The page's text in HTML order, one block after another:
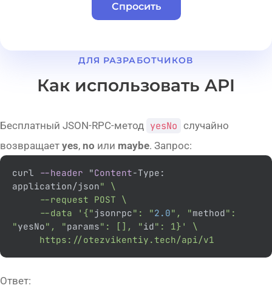
Спросить
ДЛЯ РАЗРАБОТЧИКОВ
Как использовать API
Бесплатный JSON-RPC-метод yesNo случайно
возвращает yes, no или maybe. Запрос:
curl --header "Content-Type:
application/json" \
     --data '{"
jsonrpc": "2.0", "method":
"yesNo", "params": [], "id": 1}' \
     https://otezvikentiy.tech/api/v1
Ответ: